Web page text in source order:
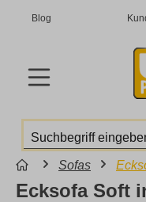
Blog
Sofas
Ecksofa Soft